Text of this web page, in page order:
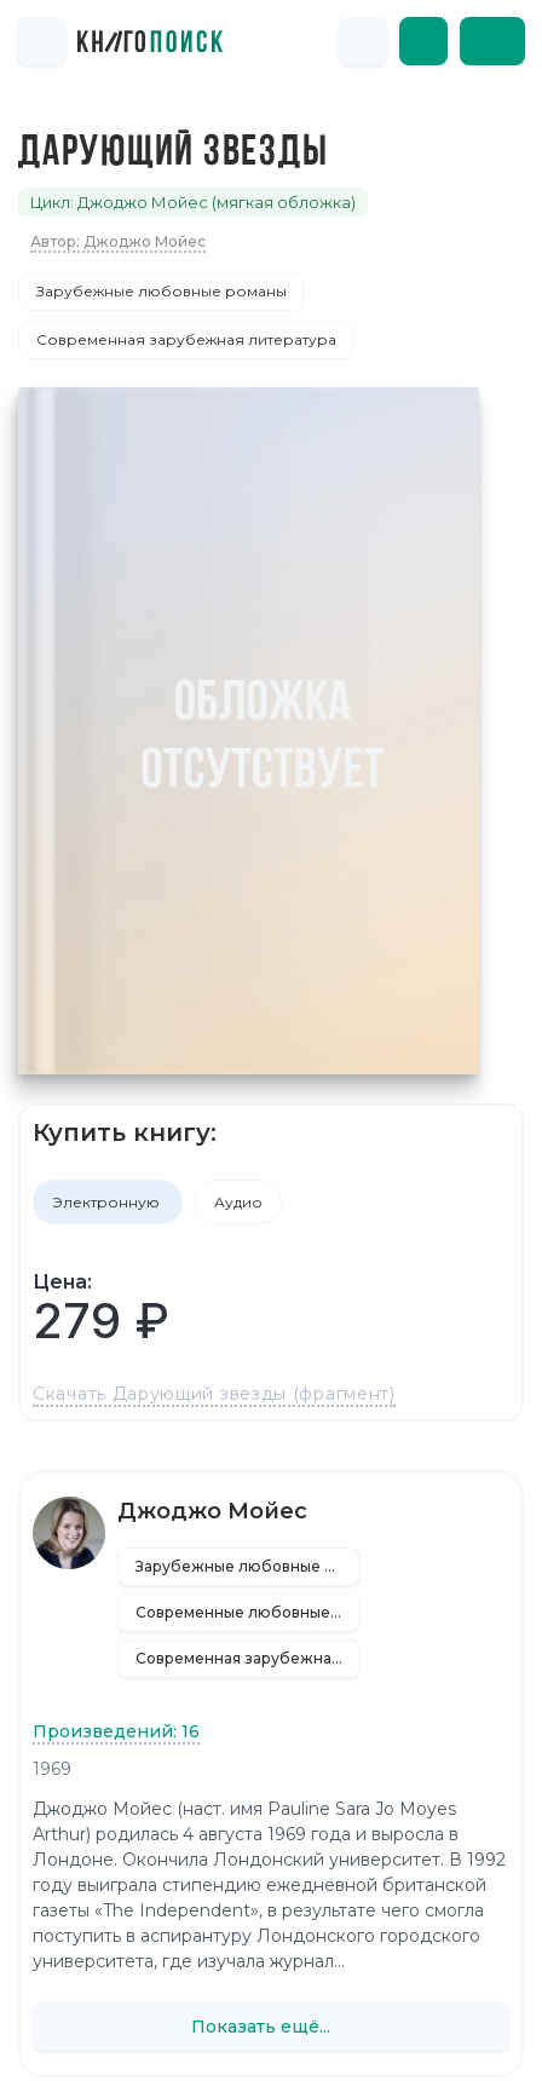
ДАРУЮЩИЙ ЗВЕЗДЫ
Цикл: Джоджо Мойес (мягкая обложка)
Автор: Джоджо Мойес
Зарубежные любовные романы
Современная зарубежная литература
Купить книгу:
Электронную Аудио
Цена:
279 ₽
Скачать Дарующий звезды (фрагмент)
Джоджо Мойес
Зарубежные любовные романы
Современные любовные романы
Современная зарубежная литература
Произведений: 16
1969
Джоджо Мойес (наст. имя Pauline Sara Jo Moyes
Arthur) родилась 4 августа 1969 года и выросла в
Лондоне. Окончила Лондонский университет. В 1992
году выиграла стипендию ежедневной британской
газеты «The Independent», в результате чего смогла
поступить в аспирантуру Лондонского городского
университета, где изучала журнал...
Показать ещё...